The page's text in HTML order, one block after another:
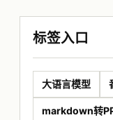
标签入口
大语言模型
markdown转